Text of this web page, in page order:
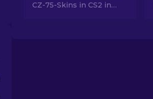
CZ-75-Skins in CS2 in